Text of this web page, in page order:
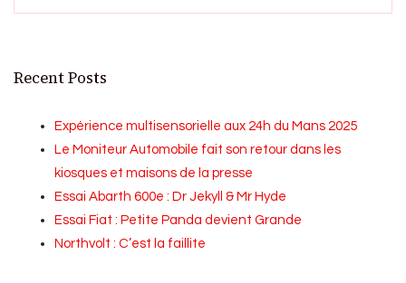
Recent Posts
Expérience multisensorielle aux 24h du Mans 2025
Le Moniteur Automobile fait son retour dans les
kiosques et maisons de la presse
Essai Abarth 600e : Dr Jekyll & Mr Hyde
Essai Fiat : Petite Panda devient Grande
Northvolt : C’est la faillite